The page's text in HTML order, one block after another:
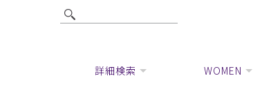
詳細検索 WOMEN